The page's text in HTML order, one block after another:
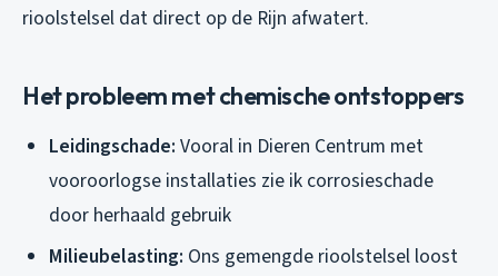
rioolstelsel dat direct op de Rijn afwatert.
Het probleem met chemische ontstoppers
Leidingschade: Vooral in Dieren Centrum met
vooroorlogse installaties zie ik corrosieschade
door herhaald gebruik
Milieubelasting: Ons gemengde rioolstelsel loost